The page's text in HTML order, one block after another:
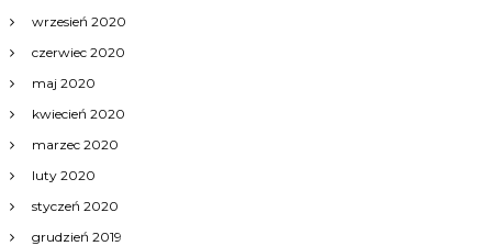
wrzesień 2020
czerwiec 2020
maj 2020
kwiecień 2020
marzec 2020
luty 2020
styczeń 2020
grudzień 2019